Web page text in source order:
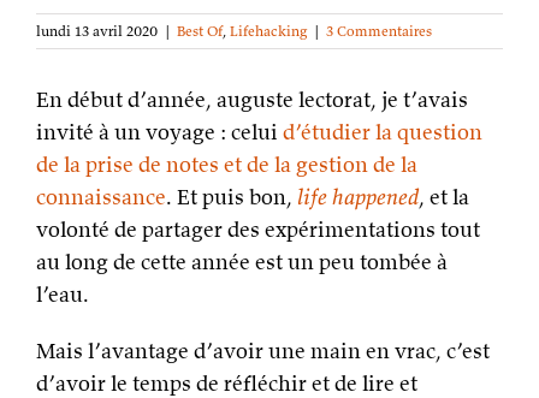
lundi 13 avril 2020 | Best Of, Lifehacking | 3 Commentaires
En début d’année, auguste lectorat, je t’avais
invité à un voyage : celui d’étudier la question
de la prise de notes et de la gestion de la
connaissance. Et puis bon, life happened, et la
volonté de partager des expérimentations tout
au long de cette année est un peu tombée à
l’eau.
Mais l’avantage d’avoir une main en vrac, c’est
d’avoir le temps de réfléchir et de lire et